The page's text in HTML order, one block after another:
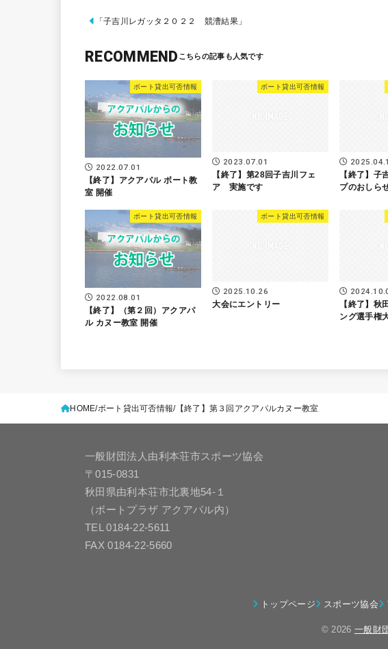
「子吉川レガッタ２０２２ 競漕結果」
RECOMMEND
ボート貸出可否情報
2022.07.01
【終了】アクアパル ボート教
室 開催
ボート貸出可否情報
2023.07.01
【終了】第28回子吉川フェ
ア 実施です
【終了】子
プのおしら
ボート貸出可否情報
2022.08.01
【終了】（第２回）アクアパ
ル カヌー教室 開催
ボート貸出可否情報
2025.10.26
大会にエントリー
【終了】秋
ング選手権
HOME ボート貸出可否情報 【終了】第３回アクアパルカヌー教室
一般財団法人由利本荘市スポーツ協会
〒015-0831
秋田県由利本荘市北裏地54-１
（ボートプラザ アクアパル内）
TEL 0184-22-5611
FAX 0184-22-5660
トップページ スポーツ協会
© 2026 一般財